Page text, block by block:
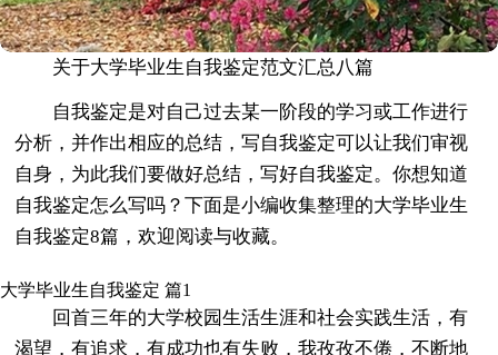
关于大学毕业生自我鉴定范文汇总八篇
自我鉴定是对自己过去某一阶段的学习或工作进行
分析，并作出相应的总结，写自我鉴定可以让我们审视
自身，为此我们要做好总结，写好自我鉴定。你想知道
自我鉴定怎么写吗？下面是小编收集整理的大学毕业生
自我鉴定8篇，欢迎阅读与收藏。
大学毕业生自我鉴定 篇1
回首三年的大学校园生活生涯和社会实践生活，有
渴望，有追求，有成功也有失败，我孜孜不倦，不断地